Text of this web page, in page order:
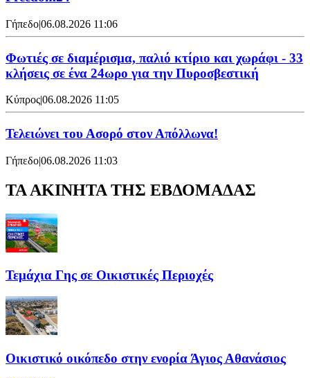
Γήπεδο|06.08.2026 11:06
Φωτιές σε διαμέρισμα, παλιό κτίριο και χωράφι - 33
κλήσεις σε ένα 24ωρο για την Πυροσβεστική
Κύπρος|06.08.2026 11:05
Τελειώνει του Ασορό στον Απόλλωνα!
Γήπεδο|06.08.2026 11:03
ΤΑ ΑΚΙΝΗΤΑ ΤΗΣ ΕΒΔΟΜΑΔΑΣ
Τεμάχια Γης σε Οικιστικές Περιοχές
Οικιστικό οικόπεδο στην ενορία Άγιος Αθανάσιος